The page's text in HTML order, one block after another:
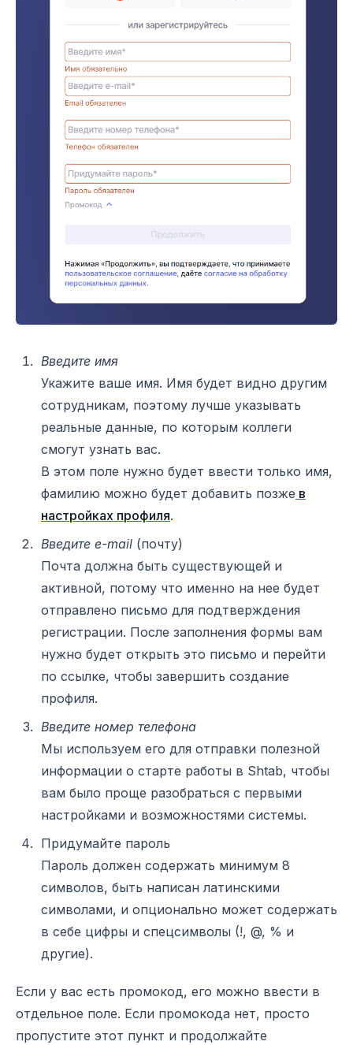
Введите имя
Укажите ваше имя. Имя будет видно другим
сотрудникам, поэтому лучше указывать
реальные данные, по которым коллеги
смогут узнать вас.
В этом поле нужно будет ввести только имя,
фамилию можно будет добавить позже в
настройках профиля.
Введите e-mail (почту)
Почта должна быть существующей и
активной, потому что именно на нее будет
отправлено письмо для подтверждения
регистрации. После заполнения формы вам
нужно будет открыть это письмо и перейти
по ссылке, чтобы завершить создание
профиля.
Введите номер телефона
Мы используем его для отправки полезной
информации о старте работы в Shtab, чтобы
вам было проще разобраться с первыми
настройками и возможностями системы.
Придумайте пароль
Пароль должен содержать минимум 8
символов, быть написан латинскими
символами, и опционально может содержать
в себе цифры и спецсимволы (!, @, % и
другие).
Если у вас есть промокод, его можно ввести в
отдельное поле. Если промокода нет, просто
пропустите этот пункт и продолжайте